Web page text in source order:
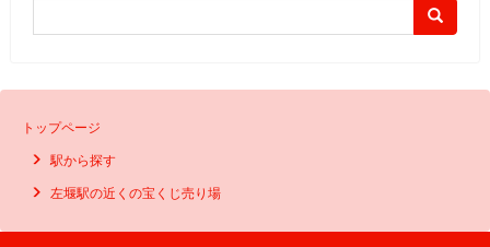
トップページ
駅から探す
左堰駅の近くの宝くじ売り場